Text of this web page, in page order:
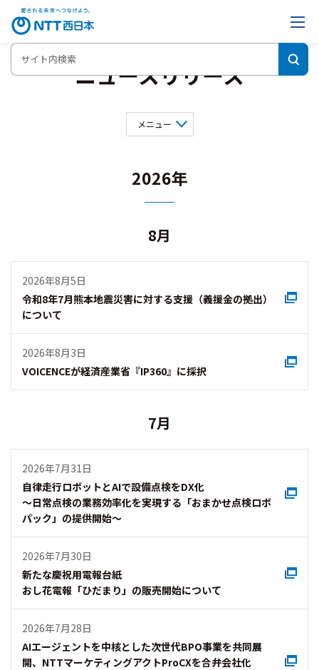
ニュースリリース
メニュー
2024年
2022年 2021年 2020年 2019年
2018年
2014年
2010年 2009年 2008年 2007年
2002年 2001年 2000年 1999年
2026年
8月
2026年8月5日
令和8年7月熊本地震災害に対する支援（義援金の拠出）
について
2026年8月3日
VOICENCEが経済産業省『IP360』に採択
7月
2026年7月31日
自律走行ロボットとAIで設備点検をDX化
～日常点検の業務効率化を実現する「おまかせ点検ロボ
パック」の提供開始～
2026年7月30日
新たな慶祝用電報台紙
おし花電報「ひだまり」の販売開始について
2026年7月28日
AIエージェントを中核とした次世代BPO事業を共同展
開、NTTマーケティングアクトProCXを合弁会社化